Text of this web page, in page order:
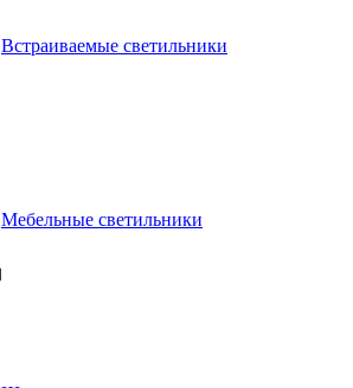
Встраиваемые светильники
Мебельные светильники